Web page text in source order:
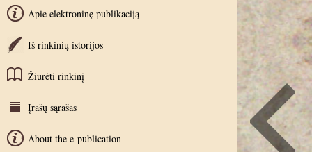
Apie elektroninę publikaciją
Iš rinkinių istorijos
Žiūrėti rinkinį
Įrašų sąrašas
About the e-publication